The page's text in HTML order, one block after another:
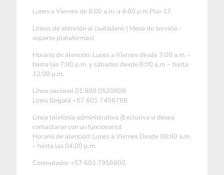
Lunes a Viernes de 8:00 a.m. a 4:00 p.m Piso 17
Líneas de atención al ciudadano ( Mesa de servicio -
soporte plataformas)
Horario de atención: Lunes a Viernes desde 7:00 a.m. –
hasta las 7:00 p.m. y sábados desde 8:00 a.m. - hasta
12:00 p.m.
Linea nacional 01 800 0520808
Linea Bogotá +57 601 7456788
Linea telefonía administrativa (Exclusiva si desea
contactarse con un funcionario)
Horario de atención: Lunes a Viernes Desde 08:00 a.m.
– hasta las 04:00 p.m.
Conmutador +57 601 7956600